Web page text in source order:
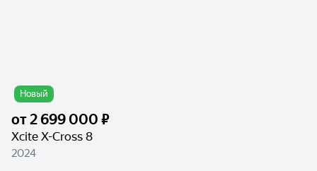
Новый
от2 699 000 ₽
Xcite X-Cross 8
2024